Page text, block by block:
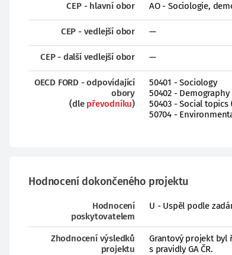
CEP - hlavní obor AO - Sociologie,
CEP - vedlejší obor —
CEP - další vedlejší obor —
OECD FORD - odpovídající
obory
(dle převodníku)
50401 - Sociology
50402 - Demography
50403 - Social
50704 -
Hodnocení dokončeného projektu
Hodnocení
poskytovatelem
U - Uspěl podle
Zhodnocení výsledků
projektu
Grantový projekt byl
s pravidly GA ČR.